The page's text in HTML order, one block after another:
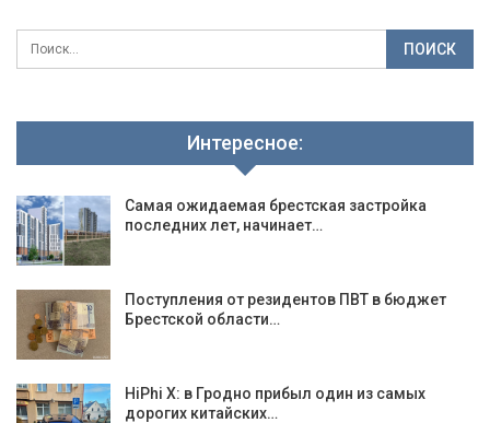
Интересное:
Самая ожидаемая брестская застройка
последних лет, начинает…
Поступления от резидентов ПВТ в бюджет
Брестской области…
HiPhi X: в Гродно прибыл один из самых
дорогих китайских…